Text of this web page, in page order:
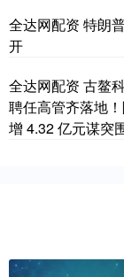
全达网配资 特朗
开
全达网配资 古鳌
聘任高管齐落地
增 4.32 亿元谋突